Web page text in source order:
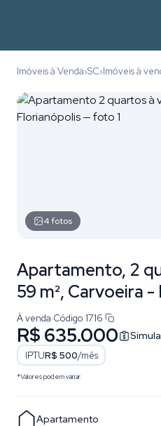
Imóveis à Venda›SC›Imóveis à
4fotos
Apartamento, 2
59 m², Carvoeira
À venda·Código 1716
R$ 635.000
IPTUR$ 500/mês
*Valores podem variar.
Apartamento